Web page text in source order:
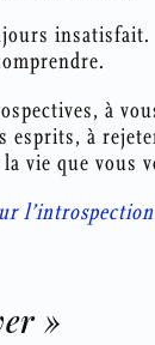
insatisfait.
à
esprits, à
vie que vous
l’introspection
»